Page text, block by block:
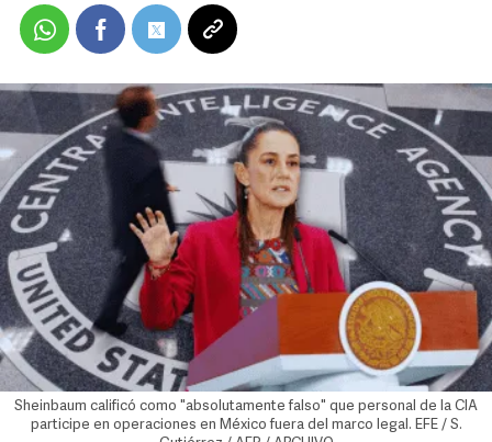
Sheinbaum calificó como "absolutamente falso" que personal de la CIA
participe en operaciones en México fuera del marco legal. EFE / S.